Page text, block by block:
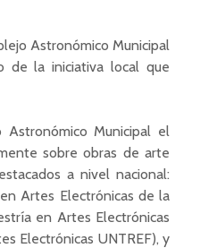
Astronómico Municipal
de la iniciativa local que
Municipal el
sobre obras de arte
a nivel nacional:
Artes Electrónicas de la
en Artes Electrónicas
Electrónicas UNTREF), y